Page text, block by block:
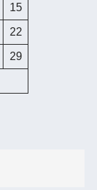
15
22
29